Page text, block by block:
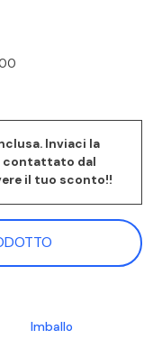
Inviaci la
contattato dal
il tuo sconto!!
Imballo